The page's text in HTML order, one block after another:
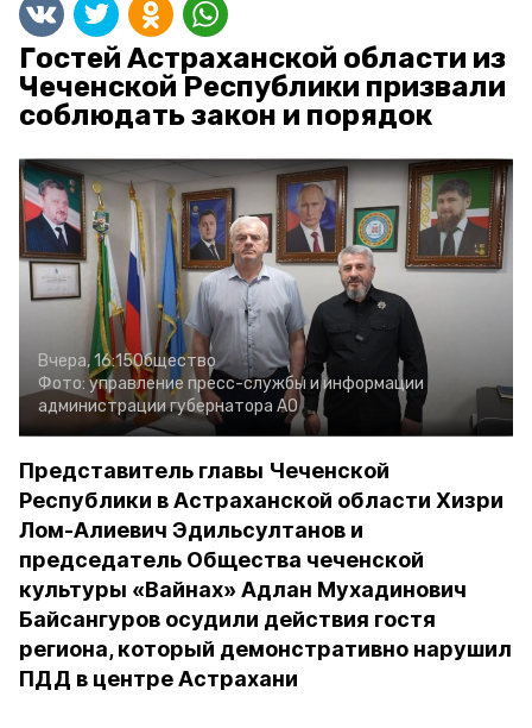
Гостей Астраханской области из
Чеченской Республики призвали
соблюдать закон и порядок
Вчера, 16:15Общество
Фото: управление пресс-службы и информации
администрации губернатора АО
Представитель главы Чеченской
Республики в Астраханской области Хизри
Лом-Алиевич Эдильсултанов и
председатель Общества чеченской
культуры «Вайнах» Адлан Мухадинович
Байсангуров осудили действия гостя
региона, который демонстративно нарушил
ПДД в центре Астрахани